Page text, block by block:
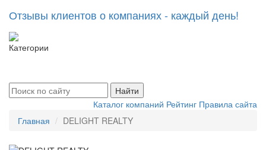
Отзывы клиентов о компаниях - каждый день!
Категории
Найти
Каталог компаний Рейтинг Правила сайта
Главная
DELIGHT REALTY